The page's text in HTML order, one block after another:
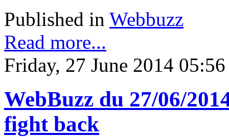
Published in Webbuzz
Read more...
Friday, 27 June 2014 05:56
WebBuzz du 27/06/
fight back